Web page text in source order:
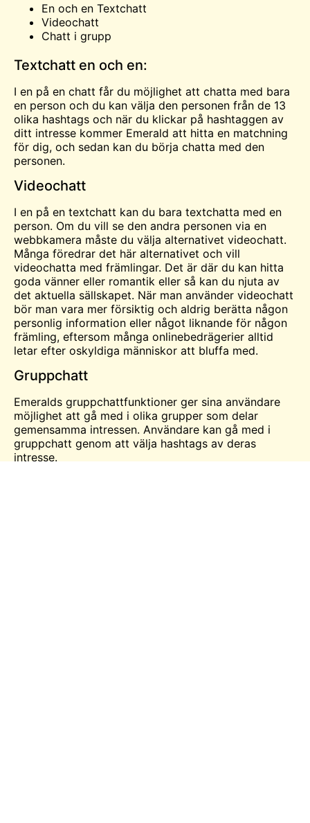
En och en Textchatt
Videochatt
Chatt i grupp
Textchatt en och en:
I en på en chatt får du möjlighet att chatta med bara
en person och du kan välja den personen från de 13
olika hashtags och när du klickar på hashtaggen av
ditt intresse kommer Emerald att hitta en matchning
för dig, och sedan kan du börja chatta med den
personen.
Videochatt
I en på en textchatt kan du bara textchatta med en
person. Om du vill se den andra personen via en
webbkamera måste du välja alternativet videochatt.
Många föredrar det här alternativet och vill
videochatta med främlingar. Det är där du kan hitta
goda vänner eller romantik eller så kan du njuta av
det aktuella sällskapet. När man använder videochatt
bör man vara mer försiktig och aldrig berätta någon
personlig information eller något liknande för någon
främling, eftersom många onlinebedrägerier alltid
letar efter oskyldiga människor att bluffa med.
Gruppchatt
Emeralds gruppchattfunktioner ger sina användare
möjlighet att gå med i olika grupper som delar
gemensamma intressen. Användare kan gå med i
gruppchatt genom att välja hashtags av deras
intresse.